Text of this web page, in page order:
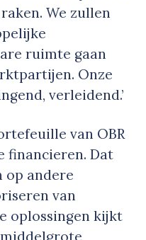
We zullen
ruimte gaan
Onze
verleidend.’
van OBR
financieren. Dat
op andere
van
oplossingen kijkt